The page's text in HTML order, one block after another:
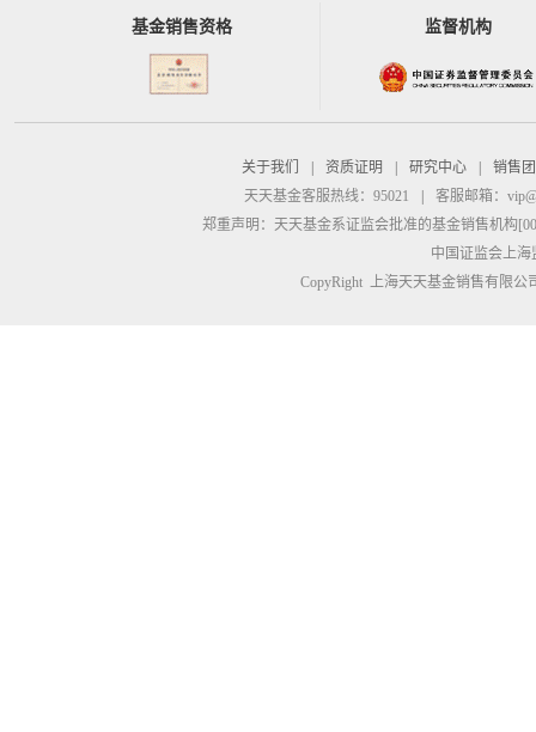
基金销售资格 监督机构
关于我们 资质证明 研究中心
销售
天天基金客服热线：95021
客服邮箱：
郑重声明： 天天基金系证监会批准的基金销售机构
中国证监会上
CopyRight 上海天天基金销售有限